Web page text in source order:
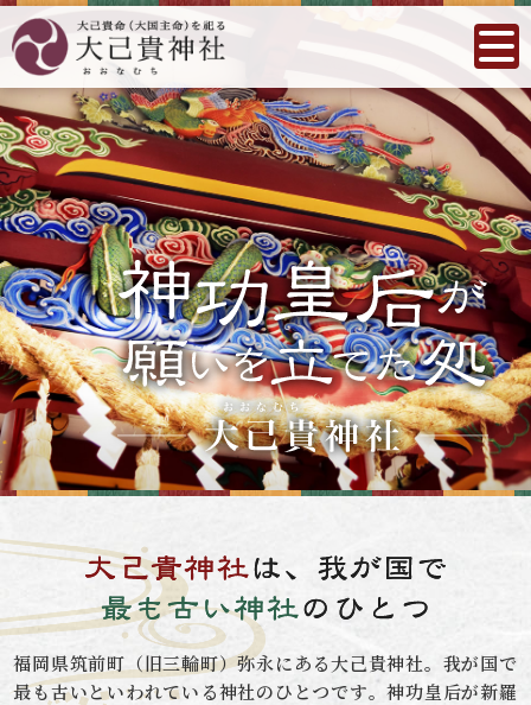
福岡県筑前町（旧三輪町）弥永にある大己貴神社。我が国で
最も古いといわれている神社のひとつです。神功皇后が新羅